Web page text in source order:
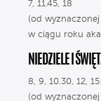
7, 11.45, 18
(od
w ciągu roku
NIEDZIELE I
8, 9, 10.30, 12,
(od